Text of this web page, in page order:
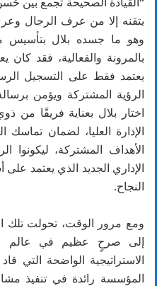
“القيادة الصحيحة تجمع بين
يتقنه إلا من عرف الرجال
وهو ما جسده بلال بتأسيس
بالمرونة والفعالية، فقد
يعتمد فقط على التسجيل
الرؤية المشتركة ويؤمن
اختار بلال بعناية فريقًا من
الإدارة العليا، لضمان
الأهداف المشتركة، ليكونوا
الإداري الجديد الذي يعتمد
النجاح.
ومع مرور الوقت، تحولت تلك
إلى صرحٍ عظيم في عالم
الاستراتيجية الواضحة التي
المؤسسة رائدة في تنفيذ